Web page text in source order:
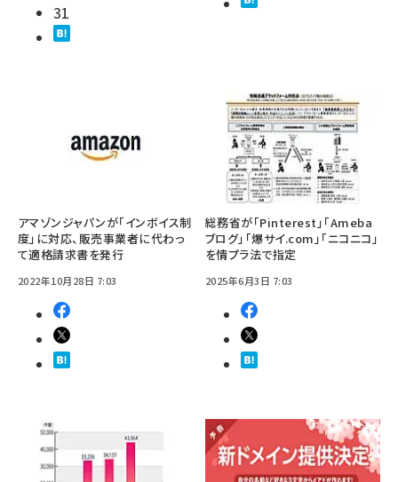
31
アマゾンジャパンが「インボイス制
度」に対応、販売事業者に代わっ
て適格請求書を発行
2022年10月28日 7:03
総務省が「Pinterest」「Ameba
ブログ」「爆サイ.com」「ニコニコ」
を情プラ法で指定
2025年6月3日 7:03